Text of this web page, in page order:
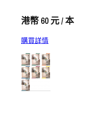
港幣 60 元 / 本
購買詳情